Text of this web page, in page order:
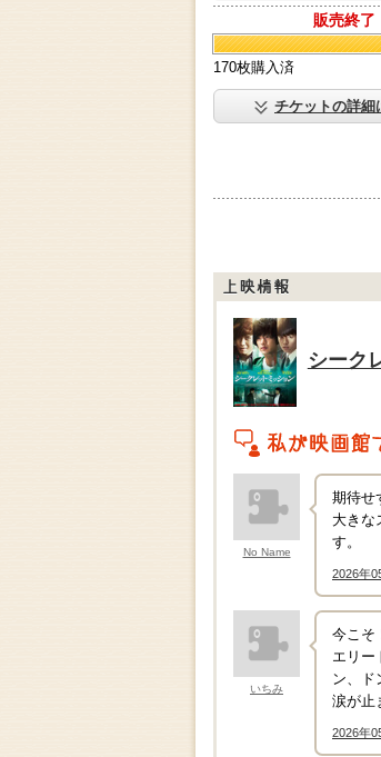
販売終了
販売終了
170枚購入済
チケットの詳細
上映情報
シーク
私がこの作品を映画
No Name
期待せ
大きな
す。
2026年
いちみ
今こそ
エリー
ン、ド
涙が止
2026年